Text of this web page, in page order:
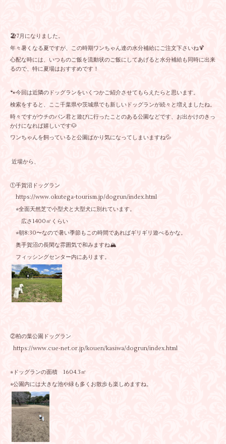
🏖️7月になりました。
年々暑くなる夏ですが、この時期ワンちゃん達の水分補給にご注文下さいね🍹
心配な時には、いつものご飯を流動状のご飯にしてあげると水分補給も同時に出来
るので、特に夏場はおすすめです！
🐾今回は近隣のドッグランをいくつかご紹介させてもらえたらと思います。
検索をすると、ここ千葉県や茨城県でも新しいドッグランが続々と増えましたね。
時々ですがウチのパン君と遊びに行ったことのある公園などです、お出かけのきっ
かけになれば嬉しいです🐶
ワンちゃんを飼っていると公園ばかり気になってしまいますね💦
近場から、
①手賀沼ドッグラン
https://www.okutega-tourism.jp/dogrun/index.html
⭐︎全面天然芝で小型犬と大型犬に別れています。
広さ1400㎡くらい
⭐︎朝8:30〜なので暑い季節もこの時間であればギリギリ遊べるかな。
奥手賀沼の長閑な雰囲気で和みますね🏔️
フィッシングセンター内にあります。
②柏の葉公園ドッグラン
https://www.cue-net.or.jp/kouen/kasiwa/dogrun/index.html
⭐︎ドッグランの面積 1604.3㎡
⭐︎公園内には大きな池や緑も多くお散歩も楽しめますね。